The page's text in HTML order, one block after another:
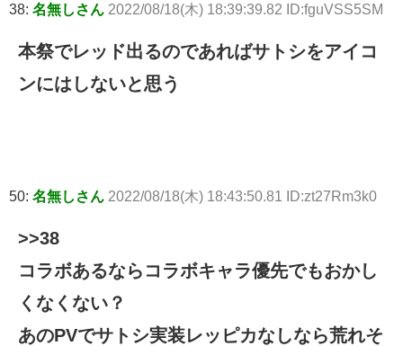
38: 名無しさん 2022/08/18(木) 18:39:39.82 ID:fguVSS5SM
本祭でレッド出るのであればサトシをアイコ
ンにはしないと思う
50: 名無しさん 2022/08/18(木) 18:43:50.81 ID:zt27Rm3k0
>>38
コラボあるならコラボキャラ優先でもおかし
くなくない？
あのPVでサトシ実装レッピカなしなら荒れそ